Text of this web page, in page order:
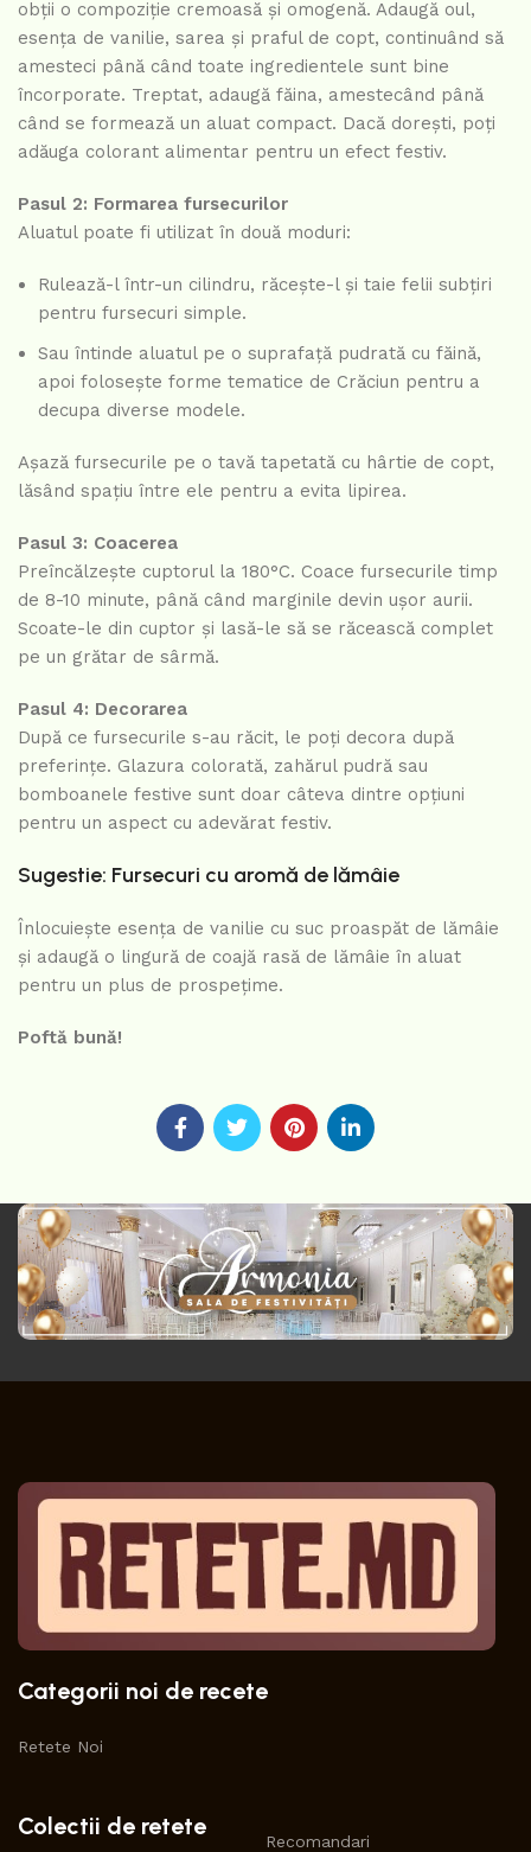
obții o compoziție cremoasă și omogenă. Adaugă oul,
esența de vanilie, sarea și praful de copt, continuând să
amesteci până când toate ingredientele sunt bine
încorporate. Treptat, adaugă făina, amestecând până
când se formează un aluat compact. Dacă dorești, poți
adăuga colorant alimentar pentru un efect festiv.
Pasul 2: Formarea fursecurilor
Aluatul poate fi utilizat în două moduri:
Rulează-l într-un cilindru, răcește-l și taie felii subțiri
pentru fursecuri simple.
Sau întinde aluatul pe o suprafață pudrată cu făină,
apoi folosește forme tematice de Crăciun pentru a
decupa diverse modele.
Așază fursecurile pe o tavă tapetată cu hârtie de copt,
lăsând spațiu între ele pentru a evita lipirea.
Pasul 3: Coacerea
Preîncălzește cuptorul la 180°C. Coace fursecurile timp
de 8-10 minute, până când marginile devin ușor aurii.
Scoate-le din cuptor și lasă-le să se răcească complet
pe un grătar de sârmă.
Pasul 4: Decorarea
După ce fursecurile s-au răcit, le poți decora după
preferințe. Glazura colorată, zahărul pudră sau
bomboanele festive sunt doar câteva dintre opțiuni
pentru un aspect cu adevărat festiv.
Sugestie: Fursecuri cu aromă de lămâie
Înlocuiește esența de vanilie cu suc proaspăt de lămâie
și adaugă o lingură de coajă rasă de lămâie în aluat
pentru un plus de prospețime.
Poftă bună!
Categorii noi de recete
Retete Noi
Colectii de retete
Recomandari